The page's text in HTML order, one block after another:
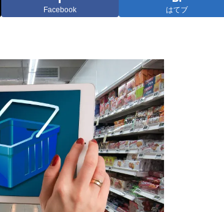
Facebook はてブ